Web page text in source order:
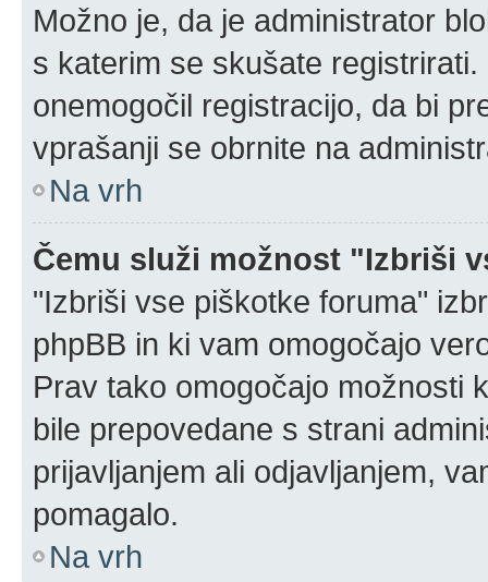
Možno je, da je administrator
s katerim se skušate
onemogočil registracijo, da bi
vprašanji se obrnite na
Na vrh
Čemu služi možnost "Izbriši
"Izbriši vse piškotke foruma"
phpBB in ki vam omogočajo
Prav tako omogočajo možnosti
bile prepovedane s strani
prijavljanjem ali odjavljanjem,
pomagalo.
Na vrh